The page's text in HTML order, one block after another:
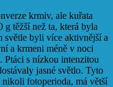
krmiv, ale kuřata
g těžší než ta, která byla
světle byli více aktivnější a
a krmeni méně v noci
Ptáci s nízkou intenzitou
jasné světlo. Tyto
fotoperioda, má větší